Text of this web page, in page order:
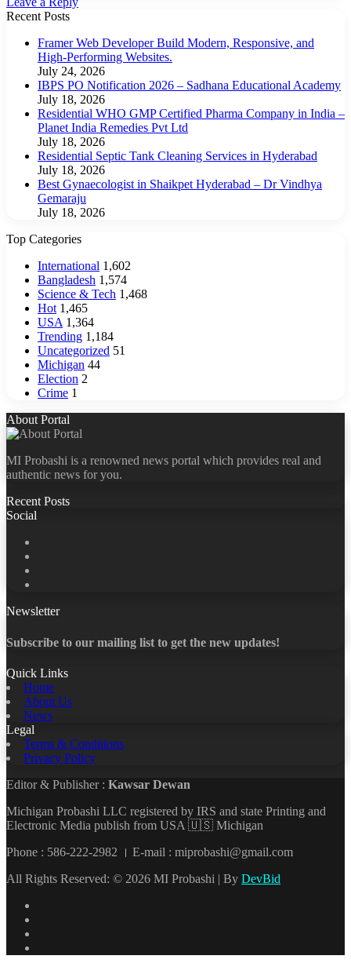
Recent Posts
Framer Web Developer Build Modern, Responsive, and
High-Performing Websites.
July 24, 2026
IBPS PO Notification 2026 – Sadhana Educational Academy
July 18, 2026
Residential WHO GMP Certified Pharma Company in India –
Planet India Remedies Pvt Ltd
July 18, 2026
Residential Septic Tank Cleaning Services in Hyderabad
July 18, 2026
Best Gynaecologist in Shaikpet Hyderabad – Dr Vindhya
Gemaraju
July 18, 2026
Top Categories
International 1,602
Bangladesh 1,574
Science & Tech 1,468
Hot 1,465
USA 1,364
Trending 1,184
Uncategorized 51
Michigan 44
Election 2
Crime 1
About Portal
MI Probashi is a renowned news portal which provides real and
authentic news for you.
Recent Posts
Social
Newsletter
Subscribe to our mailing list to get the new updates!
Quick Links
Home
About Us
News
Legal
Terms & Conditions
Privacy Policy
Editor & Publisher : Kawsar Dewan
Michigan Probashi LLC registered by IRS and state Printing and
Electronic Media publish from USA 🇺🇸 Michigan
Phone : 586-222-2982 । E-mail : miprobashi@gmail.com
All Rights Reserved: © 2026 MI Probashi | By DevBid